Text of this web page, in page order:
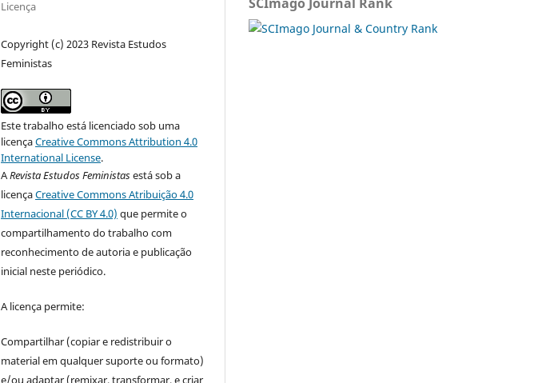
Licença
Copyright (c) 2023 Revista Estudos
Feministas
Este trabalho está licenciado sob uma
licençaCreative Commons Attribution 4.0
International License.
ARevista Estudos Feministasestá sob a
licençaCreative Commons Atribuição 4.0
Internacional (CC BY 4.0) que permite o
compartilhamento do trabalho com
reconhecimento de autoria e publicação
inicial neste periódico.
A licença permite:
Compartilhar (copiar e redistribuir o
material em qualquer suporte ou formato)
e/ou adaptar (remixar, transformar, e criar